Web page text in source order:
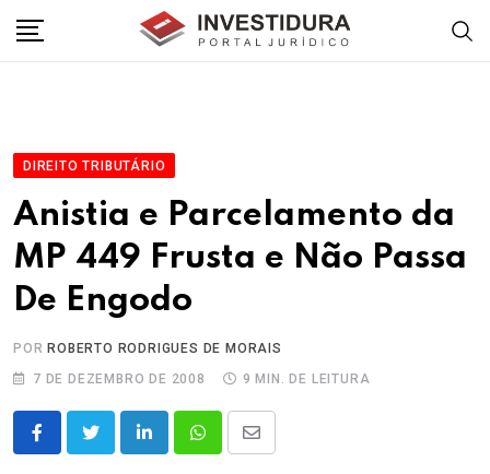
DIREITO TRIBUTÁRIO
Anistia e Parcelamento da
MP 449 Frusta e Não Passa
De Engodo
POR ROBERTO RODRIGUES DE MORAIS
7 DE DEZEMBRO DE 2008
9 MIN. DE LEITURA
LinkedInWhatsappShare